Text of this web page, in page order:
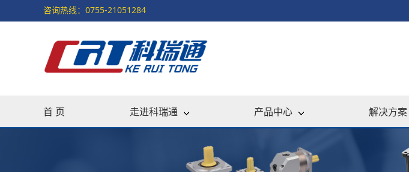
咨询热线：0755-21051284
首 页 走进科瑞通 产品中心 解决方案